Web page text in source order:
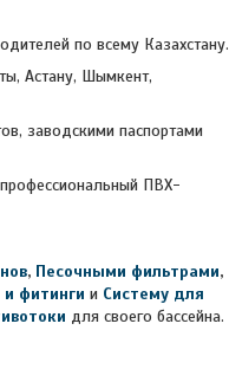
по всему Казахстану.
Астану, Шымкент,
заводскими паспортами
ПВХ-
, Песочными фильтрами,
фитинги и Систему для
для своего бассейна.